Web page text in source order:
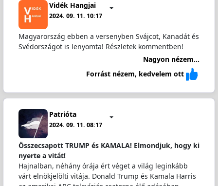
Vidék Hangjai
2024. 09. 11. 10:17
Magyarország ebben a versenyben Svájcot, Kanadát és
Svédországot is lenyomta! Részletek kommentben!
Nagyon nézem...
Forrást nézem, kedvelem ott
Patrióta
2024. 09. 11. 08:17
Összecsapott TRUMP és KAMALA! Elmondjuk, hogy ki
nyerte a vitát!
Hajnalban, néhány órája ért véget a világ leginkább
várt elnökjelölti vitája. Donald Trump és Kamala Harris